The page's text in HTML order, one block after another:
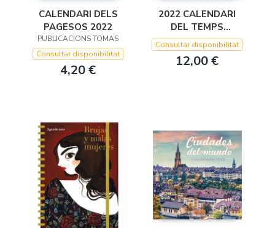
CALENDARI DELS
PAGESOS 2022
PUBLICACIONS TOMAS
Consultar disponibilitat
4,20 €
2022 CALENDARI
DEL TEMPS
PIRINENC
Consultar disponibilitat
12,00 €